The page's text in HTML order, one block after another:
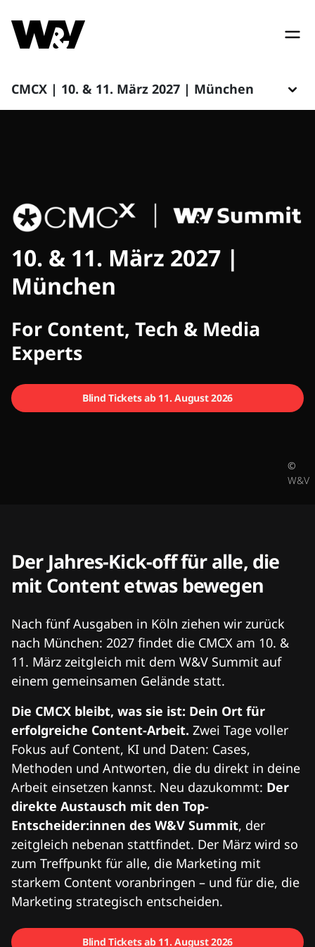
CMCX | 10. & 11. März 2027 | München
CMCX
10. & 11. März 2027 |
München
For Content, Tech & Media
Experts
Blind Tickets ab 11. August 2026
©
W&V
Der Jahres-Kick-off für alle, die
mit Content etwas bewegen
Nach fünf Ausgaben in Köln ziehen wir zurück
nach München: 2027 findet die CMCX am 10. &
11. März zeitgleich mit dem W&V Summit auf
einem gemeinsamen Gelände statt.
Die CMCX bleibt, was sie ist: Dein Ort für
erfolgreiche Content-Arbeit. Zwei Tage voller
Fokus auf Content, KI und Daten: Cases,
Methoden und Antworten, die du direkt in deine
Arbeit einsetzen kannst. Neu dazukommt: Der
direkte Austausch mit den Top-
Entscheider:innen des W&V Summit, der
zeitgleich nebenan stattfindet. Der März wird so
zum Treffpunkt für alle, die Marketing mit
starkem Content voranbringen – und für die, die
Marketing strategisch entscheiden.
Blind Tickets ab 11. August 2026